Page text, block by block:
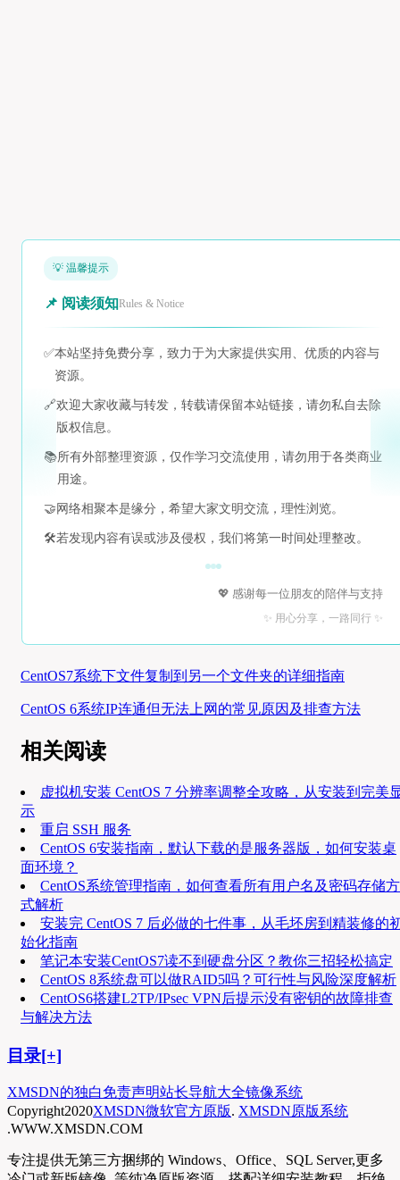
💡 温馨提示
📌 阅读须知Rules & Notice
✅本站坚持免费分享，致力于为大家提供实用、优质的内容与
资源。
🔗欢迎大家收藏与转发，转载请保留本站链接，请勿私自去除
版权信息。
📚所有外部整理资源，仅作学习交流使用，请勿用于各类商业
用途。
🤝 网络相聚本是缘分，希望大家文明交流，理性浏览。
🛠️若发现内容有误或涉及侵权，我们将第一时间处理整改。
💖 感谢每一位朋友的陪伴与支持
✨ 用心分享，一路同行 ✨
CentOS7系统下文件复制到另一个文件夹的详细指南
CentOS 6系统IP连通但无法上网的常见原因及排查方法
相关阅读
虚拟机安装 CentOS 7 分辨率调整全攻略，从安装到完美
示
重启 SSH 服务
CentOS 6安装指南，默认下载的是服务器版，如何安装桌
面环境？
CentOS系统管理指南，如何查看所有用户名及密码存储方
式解析
安装完 CentOS 7 后必做的七件事，从毛坯房到精装修的
始化指南
笔记本安装CentOS7读不到硬盘分区？教你三招轻松搞定
CentOS 8系统盘可以做RAID5吗？可行性与风险深度解析
CentOS6搭建L2TP/IPsec VPN后提示没有密钥的故障排查
与解决方法
目录[+]
XMSDN的独白免责声明站长导航大全镜像系统
Copyright2020XMSDN微软官方原版. XMSDN原版系统
.WWW.XMSDN.COM
专注提供无第三方捆绑的 Windows、Office、SQL Server,更多